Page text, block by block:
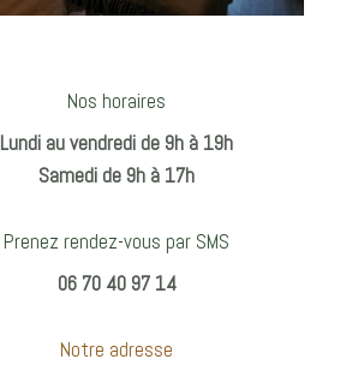
Nos horaires
Lundi au vendredi de 9h à 19h
Samedi de 9h à 17h
Prenez rendez-vous par SMS
06 70 40 97 14
Notre adresse